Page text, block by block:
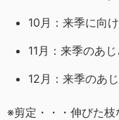
10月：来季に向
11月：来季のあ
12月：来季のあ
※剪定・・・伸びた